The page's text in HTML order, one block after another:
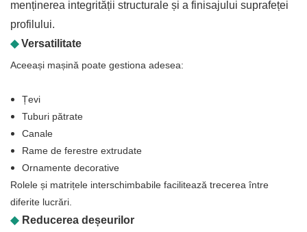
menținerea integrității structurale și a finisajului suprafeței
profilului.
◆Versatilitate
Aceeași mașină poate gestiona adesea:
Țevi
Tuburi pătrate
Canale
Rame de ferestre extrudate
Ornamente decorative
Rolele și matrițele interschimbabile facilitează trecerea între
diferite lucrări.
◆ Reducerea deșeurilor